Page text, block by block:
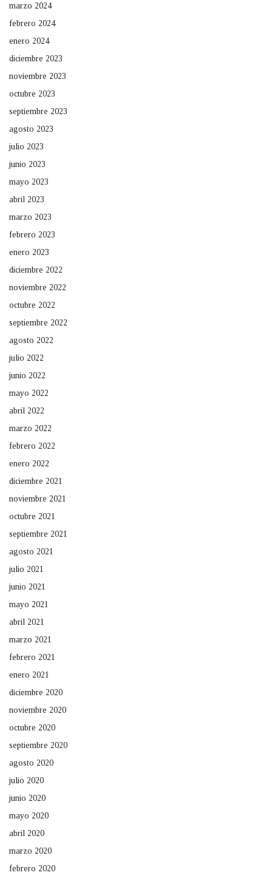
marzo 2024
febrero 2024
enero 2024
diciembre 2023
noviembre 2023
octubre 2023
septiembre 2023
agosto 2023
julio 2023
junio 2023
mayo 2023
abril 2023
marzo 2023
febrero 2023
enero 2023
diciembre 2022
noviembre 2022
octubre 2022
septiembre 2022
agosto 2022
julio 2022
junio 2022
mayo 2022
abril 2022
marzo 2022
febrero 2022
enero 2022
diciembre 2021
noviembre 2021
octubre 2021
septiembre 2021
agosto 2021
julio 2021
junio 2021
mayo 2021
abril 2021
marzo 2021
febrero 2021
enero 2021
diciembre 2020
noviembre 2020
octubre 2020
septiembre 2020
agosto 2020
julio 2020
junio 2020
mayo 2020
abril 2020
marzo 2020
febrero 2020